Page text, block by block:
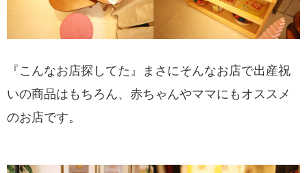
『こんなお店探してた』まさにそんなお店で出産祝
いの商品はもちろん、赤ちゃんやママにもオススメ
のお店です。